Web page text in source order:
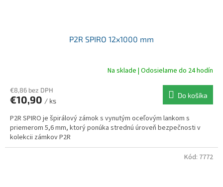
P2R SPIRO 12x1000 mm
Na sklade | Odosielame do 24 hodín
€8,86 bez DPH
€10,90 / ks
Do košíka
P2R SPIRO je špirálový zámok s vynutým oceľovým lankom s
priemerom 5,6 mm, ktorý ponúka strednú úroveň bezpečnosti v
kolekcii zámkov P2R
Kód: 7772